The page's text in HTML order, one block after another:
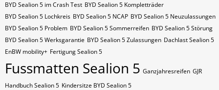
BYD Sealion 5 im Crash Test BYD Sealion 5 Kompletträder
BYD Sealion 5 Lochkreis BYD Sealion 5 NCAP BYD Sealion 5 Neuzulassungen
BYD Sealion 5 Problem BYD Sealion 5 Sommerreifen BYD Sealion 5 Störung
BYD Sealion 5 Werksgarantie BYD Sealion 5 Zulassungen Dachlast Sealion 5
EnBW mobility+ Fertigung Sealion 5
Fussmatten Sealion 5 Ganzjahresreifen GJR
Handbuch Sealion 5 Kindersitze BYD Sealion 5